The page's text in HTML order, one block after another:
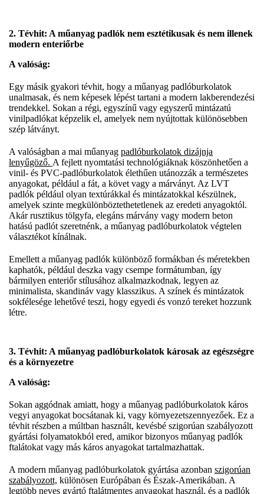
2. Tévhit: A műanyag padlók nem esztétikusak és nem illenek
modern enteriőrbe
A valóság:
Egy másik gyakori tévhit, hogy a műanyag padlóburkolatok
unalmasak, és nem képesek lépést tartani a modern lakberendezési
trendekkel. Sokan a régi, egyszínű vagy egyszerű mintázatú
vinilpadlókat képzelik el, amelyek nem nyújtottak különösebben
szép látványt.
A valóságban a mai műanyag padlóburkolatok dizájnja
lenyűgöző. A fejlett nyomtatási technológiáknak köszönhetően a
vinil- és PVC-padlóburkolatok élethűen utánozzák a természetes
anyagokat, például a fát, a követ vagy a márványt. Az LVT
padlók például olyan textúrákkal és mintázatokkal készülnek,
amelyek szinte megkülönböztethetetlenek az eredeti anyagoktól.
Akár rusztikus tölgyfa, elegáns márvány vagy modern beton
hatású padlót szeretnénk, a műanyag padlóburkolatok végtelen
választékot kínálnak.
Emellett a műanyag padlók különböző formákban és méretekben
kaphatók, például deszka vagy csempe formátumban, így
bármilyen enteriőr stílusához alkalmazkodnak, legyen az
minimalista, skandináv vagy klasszikus. A színek és mintázatok
sokfélesége lehetővé teszi, hogy egyedi és vonzó tereket hozzunk
létre.
3. Tévhit: A műanyag padlóburkolatok károsak az egészségre
és a környezetre
A valóság:
Sokan aggódnak amiatt, hogy a műanyag padlóburkolatok káros
vegyi anyagokat bocsátanak ki, vagy környezetszennyezőek. Ez a
tévhit részben a múltban használt, kevésbé szigorúan szabályozott
gyártási folyamatokból ered, amikor bizonyos műanyag padlók
ftalátokat vagy más káros anyagokat tartalmazhattak.
A modern műanyag padlóburkolatok gyártása azonban szigorúan
szabályozott, különösen Európában és Észak-Amerikában. A
legtöbb neves gyártó ftalátmentes anyagokat használ, és a padlók